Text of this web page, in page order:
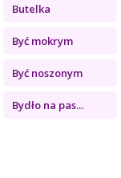
Butelka
Być mokrym
Być noszonym
Bydło na pas...